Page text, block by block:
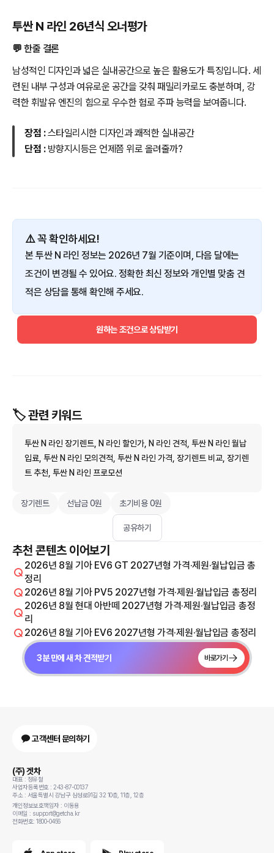
투싼 N 라인 26년식 오너평가
💬 한줄 결론
남성적인 디자인과 넓은 실내공간으로 높은 활용도가 특징입니다. 세
련된 내부 구성과 여유로운 공간을 갖춰 패밀리카로도 충분하며, 강
력한 휘발유 엔진의 힘으로 우수한 험로 주파 능력을 보여줍니다.
장점 :스타일리시한 디자인과 쾌적한 실내공간
단점 : 방향지시등은 언제쯤 위로 올려줄까?
⚠️ 꼭 확인하세요!
본 투싼 N 라인 정보는 2026년 7월 기준이며, 다음 달에는
조건이 변경될 수 있어요. 정확한 최신 정보와 개인별 맞춤 견
적은 상담을 통해 확인해 주세요.
원하는 조건으로 상담받기
🏷️ 관련 키워드
투싼 N 라인 장기렌트, N 라인 할인가, N 라인 견적, 투싼 N 라인 월납
입료, 투싼 N 라인 모의견적, 투싼 N 라인 가격, 장기렌트 비교, 장기렌
트 추천, 투싼 N 라인 프로모션
장기렌트 선납금 0원 초기비용 0원
공유하기
추천 콘텐츠 이어보기
2026년 8월 기아 EV6 GT 2027년형 가격·제원·월납입금 총
정리
2026년 8월 기아 PV5 2027년형 가격·제원·월납입금 총정리
2026년 8월 현대 아반떼 2027년형 가격·제원·월납입금 총정
리
2026년 8월 기아 EV6 2027년형 가격·제원·월납입금 총정리
3분 만에 새 차 견적받기 바로가기
고객센터 문의하기
(주) 겟차
대표 : 정유철
사업자등록번호 : 243-87-00137
주소 : 서울특별시 강남구 삼성로91길 32 10층, 11층, 12층
개인정보보호책임자 : 이동용
이메일 : support@getcha.kr
전화번호: 1800-0456